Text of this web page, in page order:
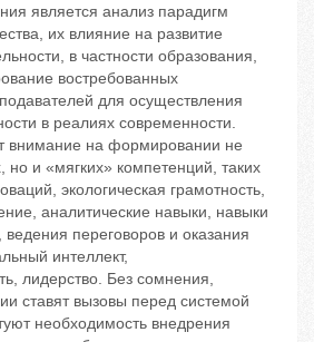
является анализ парадигм
их влияние на развитие
в частности образования,
востребованных
для осуществления
в реалиях современности.
внимание на формировании не
но и «мягких» компетенций, таких
экологическая грамотность,
аналитические навыки, навыки
переговоров и оказания
интеллект,
лидерство. Без сомнения,
ставят вызовы перед системой
необходимость внедрения